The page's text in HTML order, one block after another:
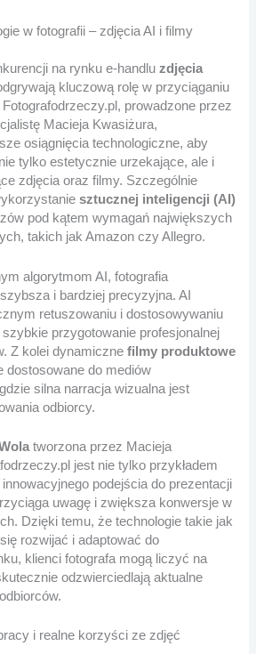
w fotografii – zdjęcia AI i filmy
na rynku e-handluzdjęcia
kluczową rolę w przyciąganiu
prowadzone przez
Macieja Kwasiżura,
osiągnięcia technologiczne, aby
tylko estetycznie urzekające, ale i
zdjęcia oraz filmy. Szczególnie
sztucznej inteligencji (AI)
pod kątem wymagań największych
takich jak Amazon czy Allegro.
algorytmom AI, fotografia
i bardziej precyzyjna. AI
retuszowaniu i dostosowywaniu
przygotowanie profesjonalnej
Z kolei dynamicznefilmy produktowe
dostosowane do mediów
silna narracja wizualna jest
odbiorcy.
tworzona przez Macieja
jest nie tylko przykładem
podejścia do prezentacji
uwagę i zwiększa konwersje w
Dzięki temu, że technologie takie jak
rozwijać i adaptować do
klienci fotografa mogą liczyć na
odzwierciedlają aktualne
i realne korzyści ze zdjęć